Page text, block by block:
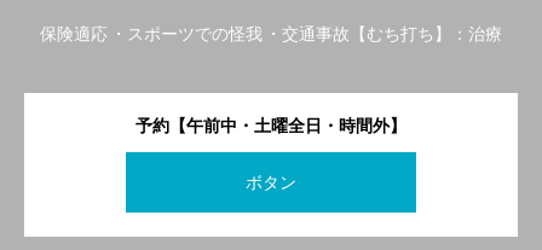
保険適応 スポーツでの怪我 交通事故【むち打ち】：治療
予約【午前中・土曜全日・時間外】
ボタン